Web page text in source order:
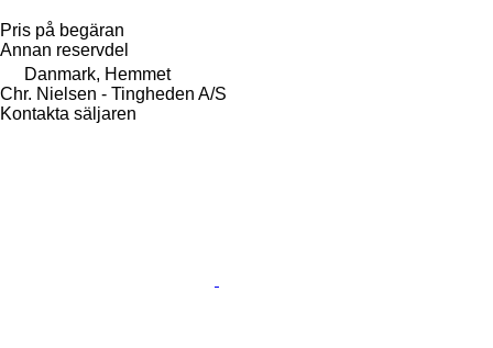
Pris på begäran
Annan reservdel
Danmark, Hemmet
Chr. Nielsen - Tingheden A/S
Kontakta säljaren